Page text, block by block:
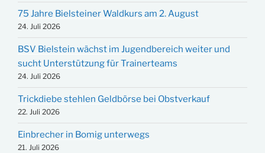
75 Jahre Bielsteiner Waldkurs am 2. August
24. Juli 2026
BSV Bielstein wächst im Jugendbereich weiter und
sucht Unterstützung für Trainerteams
24. Juli 2026
Trickdiebe stehlen Geldbörse bei Obstverkauf
22. Juli 2026
Einbrecher in Bomig unterwegs
21. Juli 2026